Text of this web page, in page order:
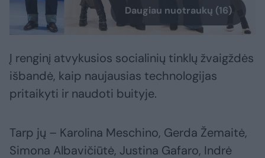
Daugiau nuotraukų (16)
Į renginį atvykusios socialinių tinklų žvaigždės
išbandė, kaip naujausias technologijas
pritaikyti ir naudoti buityje.
Tarp jų – Karolina Meschino, Gerda Žemaitė,
Simona Albavičiūtė, Justina Gafaro, Indrė